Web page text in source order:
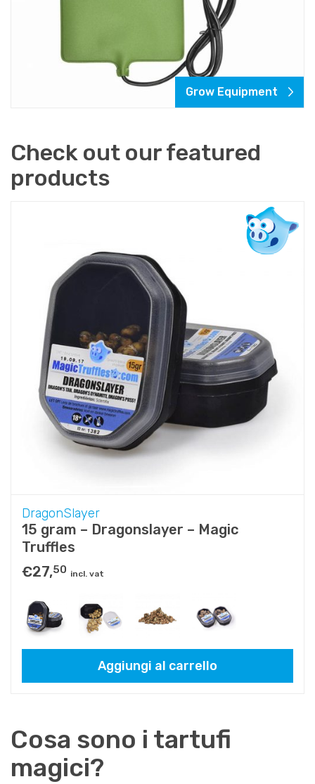
Grow Equipment
Check out our featured
products
DragonSlayer
15 gram – Dragonslayer – Magic
Truffles
€27,50 incl. vat
Aggiungi al carrello
Cosa sono i tartufi
magici?